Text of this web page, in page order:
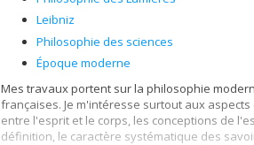
Leibniz
Philosophie des sciences
Époque moderne
Mes travaux portent sur la philosophie
françaises. Je m'intéresse surtout aux
entre l'esprit et le corps, les conceptions de
définition, le caractère systématique des